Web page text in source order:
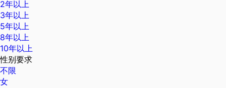
2年以上
3年以上
5年以上
8年以上
10年以上
性别要求
不限
女